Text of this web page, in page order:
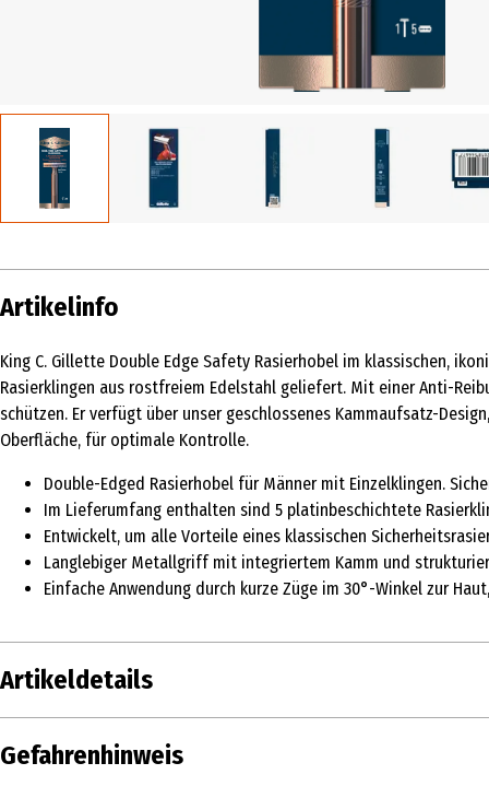
Artikelinfo
King C. Gillette Double Edge Safety Rasierhobel im klassischen,
Rasierklingen aus rostfreiem Edelstahl geliefert. Mit einer Anti-
schützen. Er verfügt über unser geschlossenes Kammaufsatz-
Oberfläche, für optimale Kontrolle.
Double-Edged Rasierhobel für Männer mit Einzelklingen.
Im Lieferumfang enthalten sind 5 platinbeschichtete
Entwickelt, um alle Vorteile eines klassischen
Langlebiger Metallgriff mit integriertem Kamm und
Einfache Anwendung durch kurze Züge im 30°-Winkel zur
Artikeldetails
Inhalt
Gefahrenhinweis